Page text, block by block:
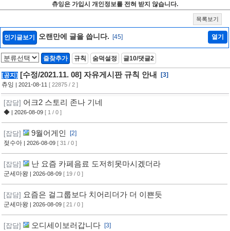
츄잉은 가입시 개인정보를 전혀 받지 않습니다.
목록보기
인기글보기 오랜만에 글을 씁니다. [45] 열기
즐찾추가 규칙 숨덕설정 글10/댓글2
[공지] [수정/2021.11. 08] 자유게시판 규칙 안내
[3]
츄잉 | 2021-08-11 [ 22875 / 2 ]
[잡담] 어크2 스토리 존나 기네
◆ | 2026-08-09 [ 1 / 0 ]
[잡담] 9월어게인
[2]
젖수아 | 2026-08-09 [ 31 / 0 ]
[잡담] 난 요즘 카페음료 도저히못마시겠더라
군세마왕 | 2026-08-09 [ 19 / 0 ]
[잡담] 요즘은 걸그룹보다 치어리더가 더 이쁜듯
군세마왕 | 2026-08-09 [ 21 / 0 ]
[잡담] 오디세이보러갑니다
[3]